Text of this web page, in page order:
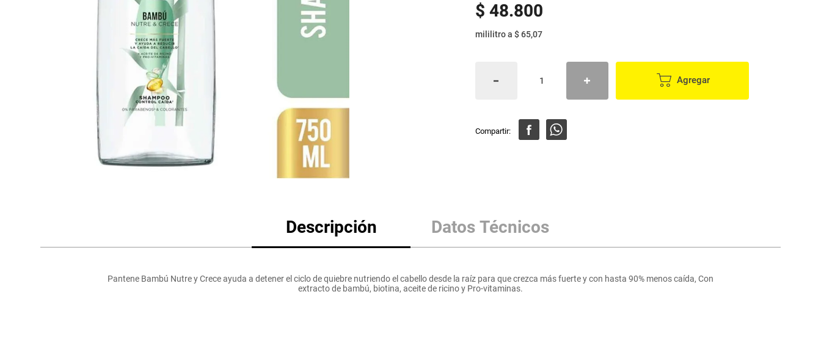
lácteos y refrigerados
vinos y licores
cuidado del bebé
otros
$48.800
mililitroa $ 65,07
Agregar
Descripción Datos Técnicos
Pantene Bambú Nutre y Crece ayuda a detener el ciclo de quiebre nutriendo el cabello desde la raíz para que crezca más fuerte y con hasta 90% menos caída, Con
extracto de bambú, biotina, aceite de ricino y Pro-vitaminas.